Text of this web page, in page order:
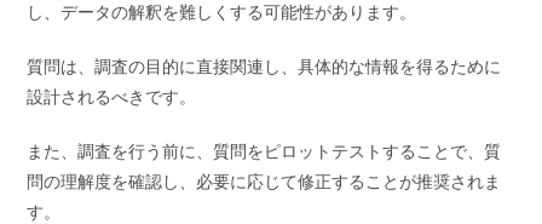
し、データの解釈を難しくする可能性があります。
質問は、調査の目的に直接関連し、具体的な情報を得るために
設計されるべきです。
また、調査を行う前に、質問をピロットテストすることで、質
問の理解度を確認し、必要に応じて修正することが推奨されま
す。